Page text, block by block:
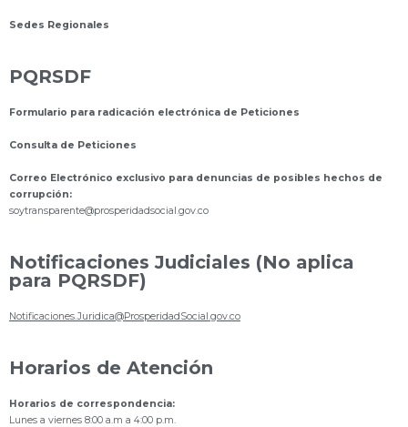
Sedes Regionales
PQRSDF
Formulario para radicación electrónica de Peticiones
Consulta de Peticiones
Correo Electrónico exclusivo para denuncias de posibles hechos de
corrupción:
soytransparente@prosperidadsocial.gov.co
Notificaciones Judiciales (No aplica
para PQRSDF)
Notificaciones.Juridica@ProsperidadSocial.gov.co
Horarios de Atención
Horarios de correspondencia:
Lunes a viernes 8:00 a.m a 4:00 p.m.